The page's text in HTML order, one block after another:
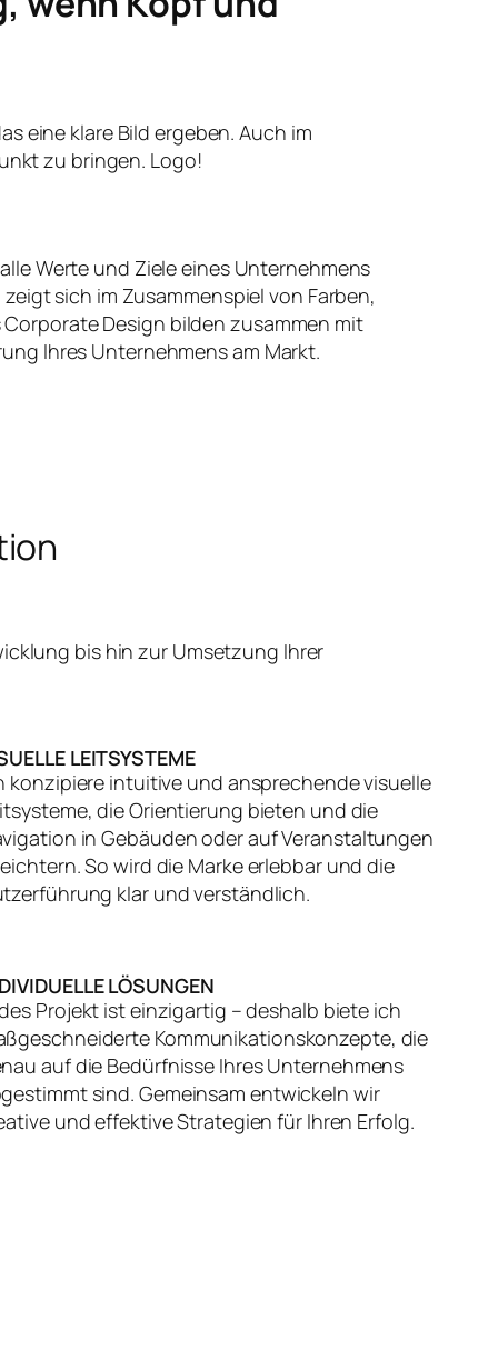
eine klare Bild ergeben. Auch im
zu bringen. Logo!
Werte und Ziele eines Unternehmens
sich im Zusammenspiel von Farben,
Design bilden zusammen mit
Ihres Unternehmens am Markt.
bis hin zur Umsetzung Ihrer
LEITSYSTEME
konzipiere intuitive und ansprechende visuelle
die Orientierung bieten und die
in Gebäuden oder auf Veranstaltungen
So wird die Marke erlebbar und die
klar und verständlich.
LÖSUNGEN
Projekt ist einzigartig – deshalb biete ich
Kommunikationskonzepte, die
auf die Bedürfnisse Ihres Unternehmens
sind. Gemeinsam entwickeln wir
und effektive Strategien für Ihren Erfolg.